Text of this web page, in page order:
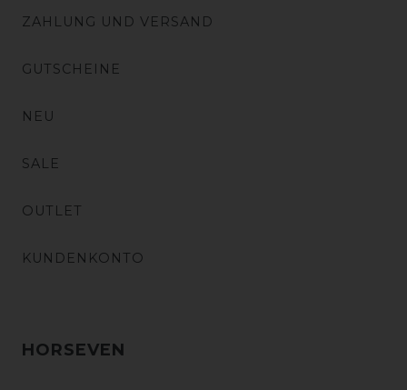
ZAHLUNG UND VERSAND
GUTSCHEINE
NEU
SALE
OUTLET
KUNDENKONTO
HORSEVEN